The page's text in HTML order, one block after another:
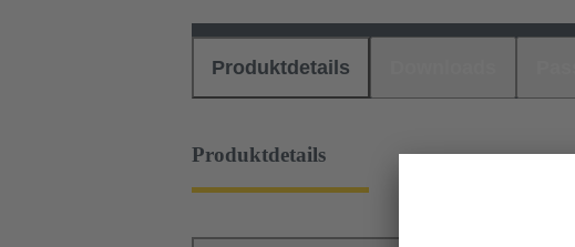
Produktdetails
Produktdetails